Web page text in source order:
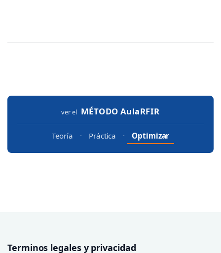
ver el MÉTODO AulaRFIR
Teoría · Práctica · Optimizar
Terminos legales y privacidad